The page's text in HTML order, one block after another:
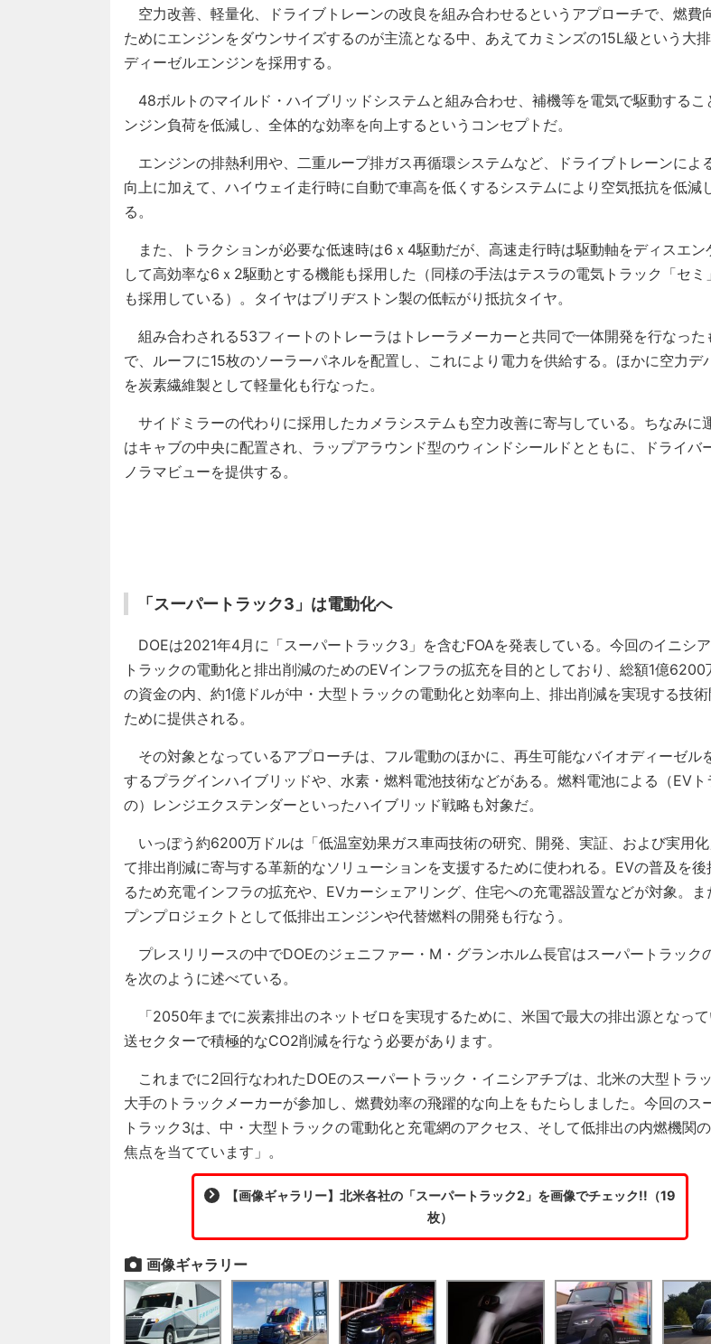
空力改善、軽量化、ドライブトレーンの改良を組み合わせるというアプローチで、燃費
ためにエンジンをダウンサイズするのが主流となる中、あえてカミンズの15L級という大
ディーゼルエンジンを採用する。
48ボルトのマイルド・ハイブリッドシステムと組み合わせ、補機等を電気で駆動するこ
ンジン負荷を低減し、全体的な効率を向上するというコンセプトだ。
エンジンの排熱利用や、二重ループ排ガス再循環システムなど、ドライブトレーンによ
向上に加えて、ハイウェイ走行時に自動で車高を低くするシステムにより空気抵抗を低減
る。
また、トラクションが必要な低速時は6ｘ4駆動だが、高速走行時は駆動軸をディスエン
して高効率な6ｘ2駆動とする機能も採用した（同様の手法はテスラの電気トラック「セミ
も採用している）。タイヤはブリヂストン製の低転がり抵抗タイヤ。
組み合わされる53フィートのトレーラはトレーラメーカーと共同で一体開発を行なった
で、ルーフに15枚のソーラーパネルを配置し、これにより電力を供給する。ほかに空力デ
を炭素繊維製として軽量化も行なった。
サイドミラーの代わりに採用したカメラシステムも空力改善に寄与している。ちなみに
はキャブの中央に配置され、ラップアラウンド型のウィンドシールドとともに、ドライバ
ノラマビューを提供する。
「スーパートラック3」は電動化へ
DOEは2021年4月に「スーパートラック3」を含むFOAを発表している。今回のイニシ
トラックの電動化と排出削減のためのEVインフラの拡充を目的としており、総額1億6200
の資金の内、約1億ドルが中・大型トラックの電動化と効率向上、排出削減を実現する技
ために提供される。
その対象となっているアプローチは、フル電動のほかに、再生可能なバイオディーゼル
するプラグインハイブリッドや、水素・燃料電池技術などがある。燃料電池による（EVト
の）レンジエクステンダーといったハイブリッド戦略も対象だ。
いっぽう約6200万ドルは「低温室効果ガス車両技術の研究、開発、実証、および実用化
て排出削減に寄与する革新的なソリューションを支援するために使われる。EVの普及を後
るため充電インフラの拡充や、EVカーシェアリング、住宅への充電器設置などが対象。ま
プンプロジェクトとして低排出エンジンや代替燃料の開発も行なう。
プレスリリースの中でDOEのジェニファー・M・グランホルム長官はスーパートラック
を次のように述べている。
「2050年までに炭素排出のネットゼロを実現するために、米国で最大の排出源となっ
送セクターで積極的なCO2削減を行なう必要があります。
これまでに2回行なわれたDOEのスーパートラック・イニシアチブは、北米の大型トラ
大手のトラックメーカーが参加し、燃費効率の飛躍的な向上をもたらしました。今回のス
トラック3は、中・大型トラックの電動化と充電網のアクセス、そして低排出の内燃機関
焦点を当てています」。
【画像ギャラリー】北米各社の「スーパートラック2」を画像でチェック!!（19
枚）
画像ギャラリー